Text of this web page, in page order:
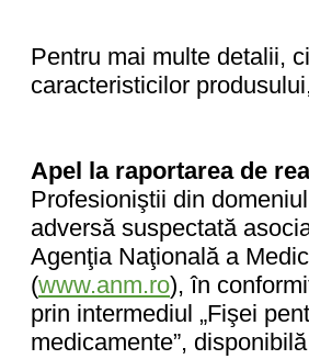
Pentru mai multe detalii,
caracteristicilor
Apel la raportarea de
Profesioniştii din
adversă suspectată
Agenţia Naţională a
(www.anm.ro), în
prin intermediul „Fişei
medicamente”,